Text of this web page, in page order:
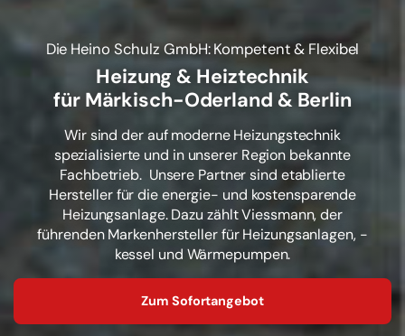
Die Heino Schulz GmbH: Kompetent & Flexibel
Heizung & Heiztechnik
für Märkisch-Oderland & Berlin
Wir sind der auf moderne Heizungstechnik
spezialisierte und in unserer Region bekannte
Fachbetrieb. Unsere Partner sind etablierte
Hersteller für die energie- und kostensparende
Heizungsanlage. Dazu zählt Viessmann, der
führenden Markenhersteller für Heizungsanlagen, -
kessel und Wärmepumpen.
Zum Sofortangebot